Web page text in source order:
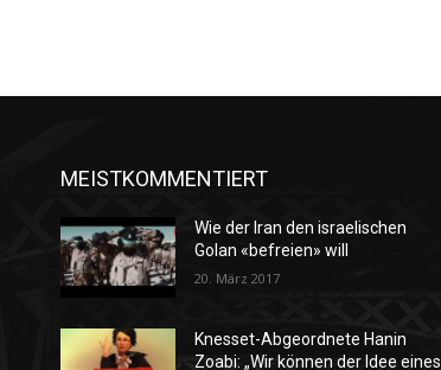
MEISTKOMMENTIERT
Wie der Iran den israelischen
Golan «befreien» will
20. März 2017
Knesset-Abgeordnete Hanin
Zoabi: „Wir können der Idee eines